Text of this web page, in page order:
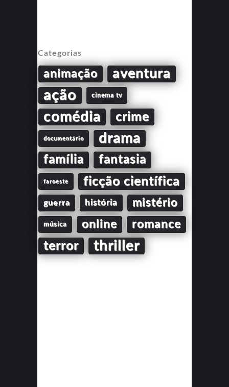
Categorias
animação aventura
ação cinema tv
comédia crime
documentário drama
família fantasia
faroeste ficção científica
guerra história mistério
música online romance
terror thriller